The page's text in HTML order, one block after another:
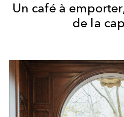
Un café à
de la